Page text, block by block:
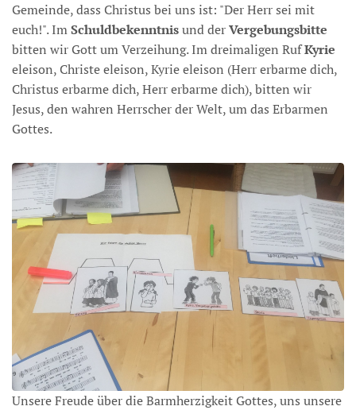
Gemeinde, dass Christus bei uns ist: "Der Herr sei mit
euch!". ImSchuldbekenntnisund derVergebungsbitte
bitten wir Gott um Verzeihung. Im dreimaligen RufKyrie
eleison, Christe eleison, Kyrie eleison (Herr erbarme dich,
Christus erbarme dich, Herr erbarme dich), bitten wir
Jesus, den wahren Herrscher der Welt, um das Erbarmen
Gottes.
Unsere Freude über die Barmherzigkeit Gottes, uns unsere